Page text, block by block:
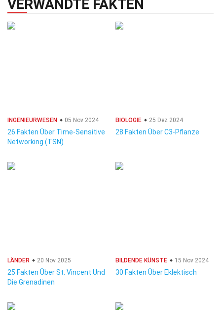
VERWANDTE FAKTEN
INGENIEURWESEN 05 Nov 2024
26 Fakten Über Time-Sensitive
Networking (TSN)
BIOLOGIE 25 Dez 2024
28 Fakten Über C3-Pflanze
LÄNDER 20 Nov 2025
25 Fakten Über St. Vincent Und
Die Grenadinen
BILDENDE KÜNSTE 15 Nov 2024
30 Fakten Über Eklektisch